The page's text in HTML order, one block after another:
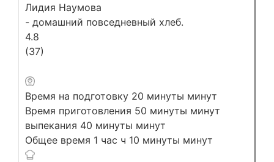
Лидия Наумова
- домашний повседневный хлеб.
4.8
(37)
Время на подготовку 20 минуты минут
Время приготовления 50 минуты минут
выпекания 40 минуты минут
Общее время 1 час ч 10 минуты минут